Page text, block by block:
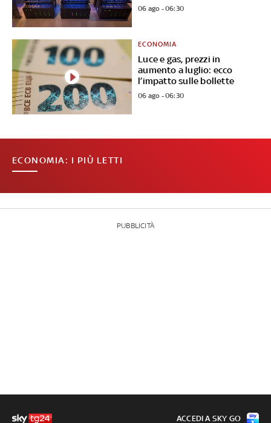
06 ago - 06:30
Luce e gas, prezzi in
aumento a luglio: ecco
l’impatto sulle bollette
ECONOMIA
06 ago - 06:30
ECONOMIA: I PIÙ LETTI
PUBBLICITÀ
ACCEDI A SKY GO